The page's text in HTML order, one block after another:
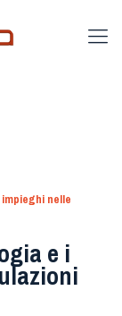
nelle
e i